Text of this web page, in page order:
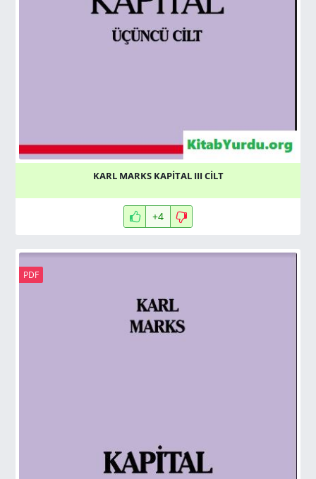
KARL MARKS KAPİTAL III CİLT
+4
PDF